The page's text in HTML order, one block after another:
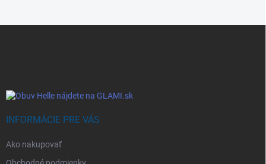
INFORMÁCIE PRE VÁS
Ako nakupovať